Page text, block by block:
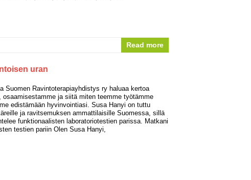
Read more
uran
Suomen Ravintoterapiayhdistys ry haluaa kertoa
osaamisestamme ja siitä miten teemme työtämme
edistämään hyvinvointiasi. Susa Hanyi on tuttu
ja ravitsemuksen ammattilaisille Suomessa, sillä
funktionaalisten laboratoriotestien parissa. Matkani
testien pariin Olen Susa Hanyi,